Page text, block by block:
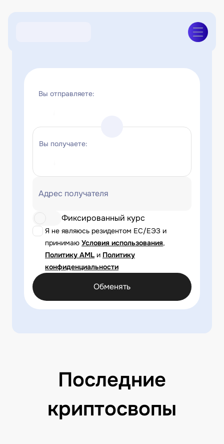
Вы отправляете:
Вы получаете:
Адрес получателя
Я не являюсь резидентом ЕС/ЕЭЗ и
принимаю Условия использования,
Политику AML и Политику
конфиденциальности
Фиксированный курс
Обменять
Последние
криптосвопы